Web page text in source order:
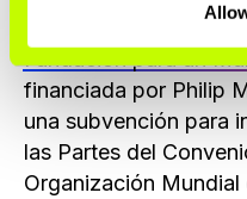
Fundación para un
financiada por Philip
una subvención para
las Partes del
Organización